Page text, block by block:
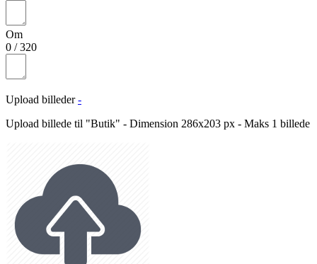
Om
0 /320
Upload billeder -
Upload billede til "Butik" - Dimension 286x203 px - Maks 1 billede